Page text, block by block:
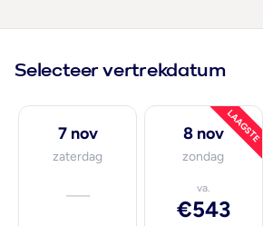
Selecteer vertrekdatum
7 nov
zaterdag
—
LAAGSTE
8 nov
zondag
va.
€543